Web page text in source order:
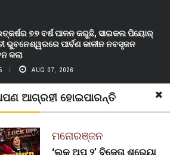
ଆଗ୍ରହୀ ହୋଇପାରନ୍ତି
ମନୋରଞ୍ଜନ
‘ଲକ୍ ଅପ୍ ୨’ ବିଜେତା ଶ୍ରେୟା
୭୭ ବର୍ଷ ପାଳନ କରୁଛି, ସାଇକଲ ପିୟୋର୍‌
ଭୁବନେଶ୍ୱରରେ ପାର୍ବଣ କାଳୀନ ନବସୃଜନ
କଲା
AUG 07, 2026
India